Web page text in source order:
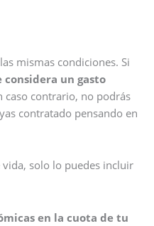
mismas condiciones. Si
considera un gasto
caso contrario, no podrás
contratado pensando en
vida, solo lo puedes incluir
en la cuota de tu